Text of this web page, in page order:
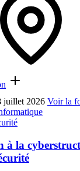
juillet 2026 Voir la
à la